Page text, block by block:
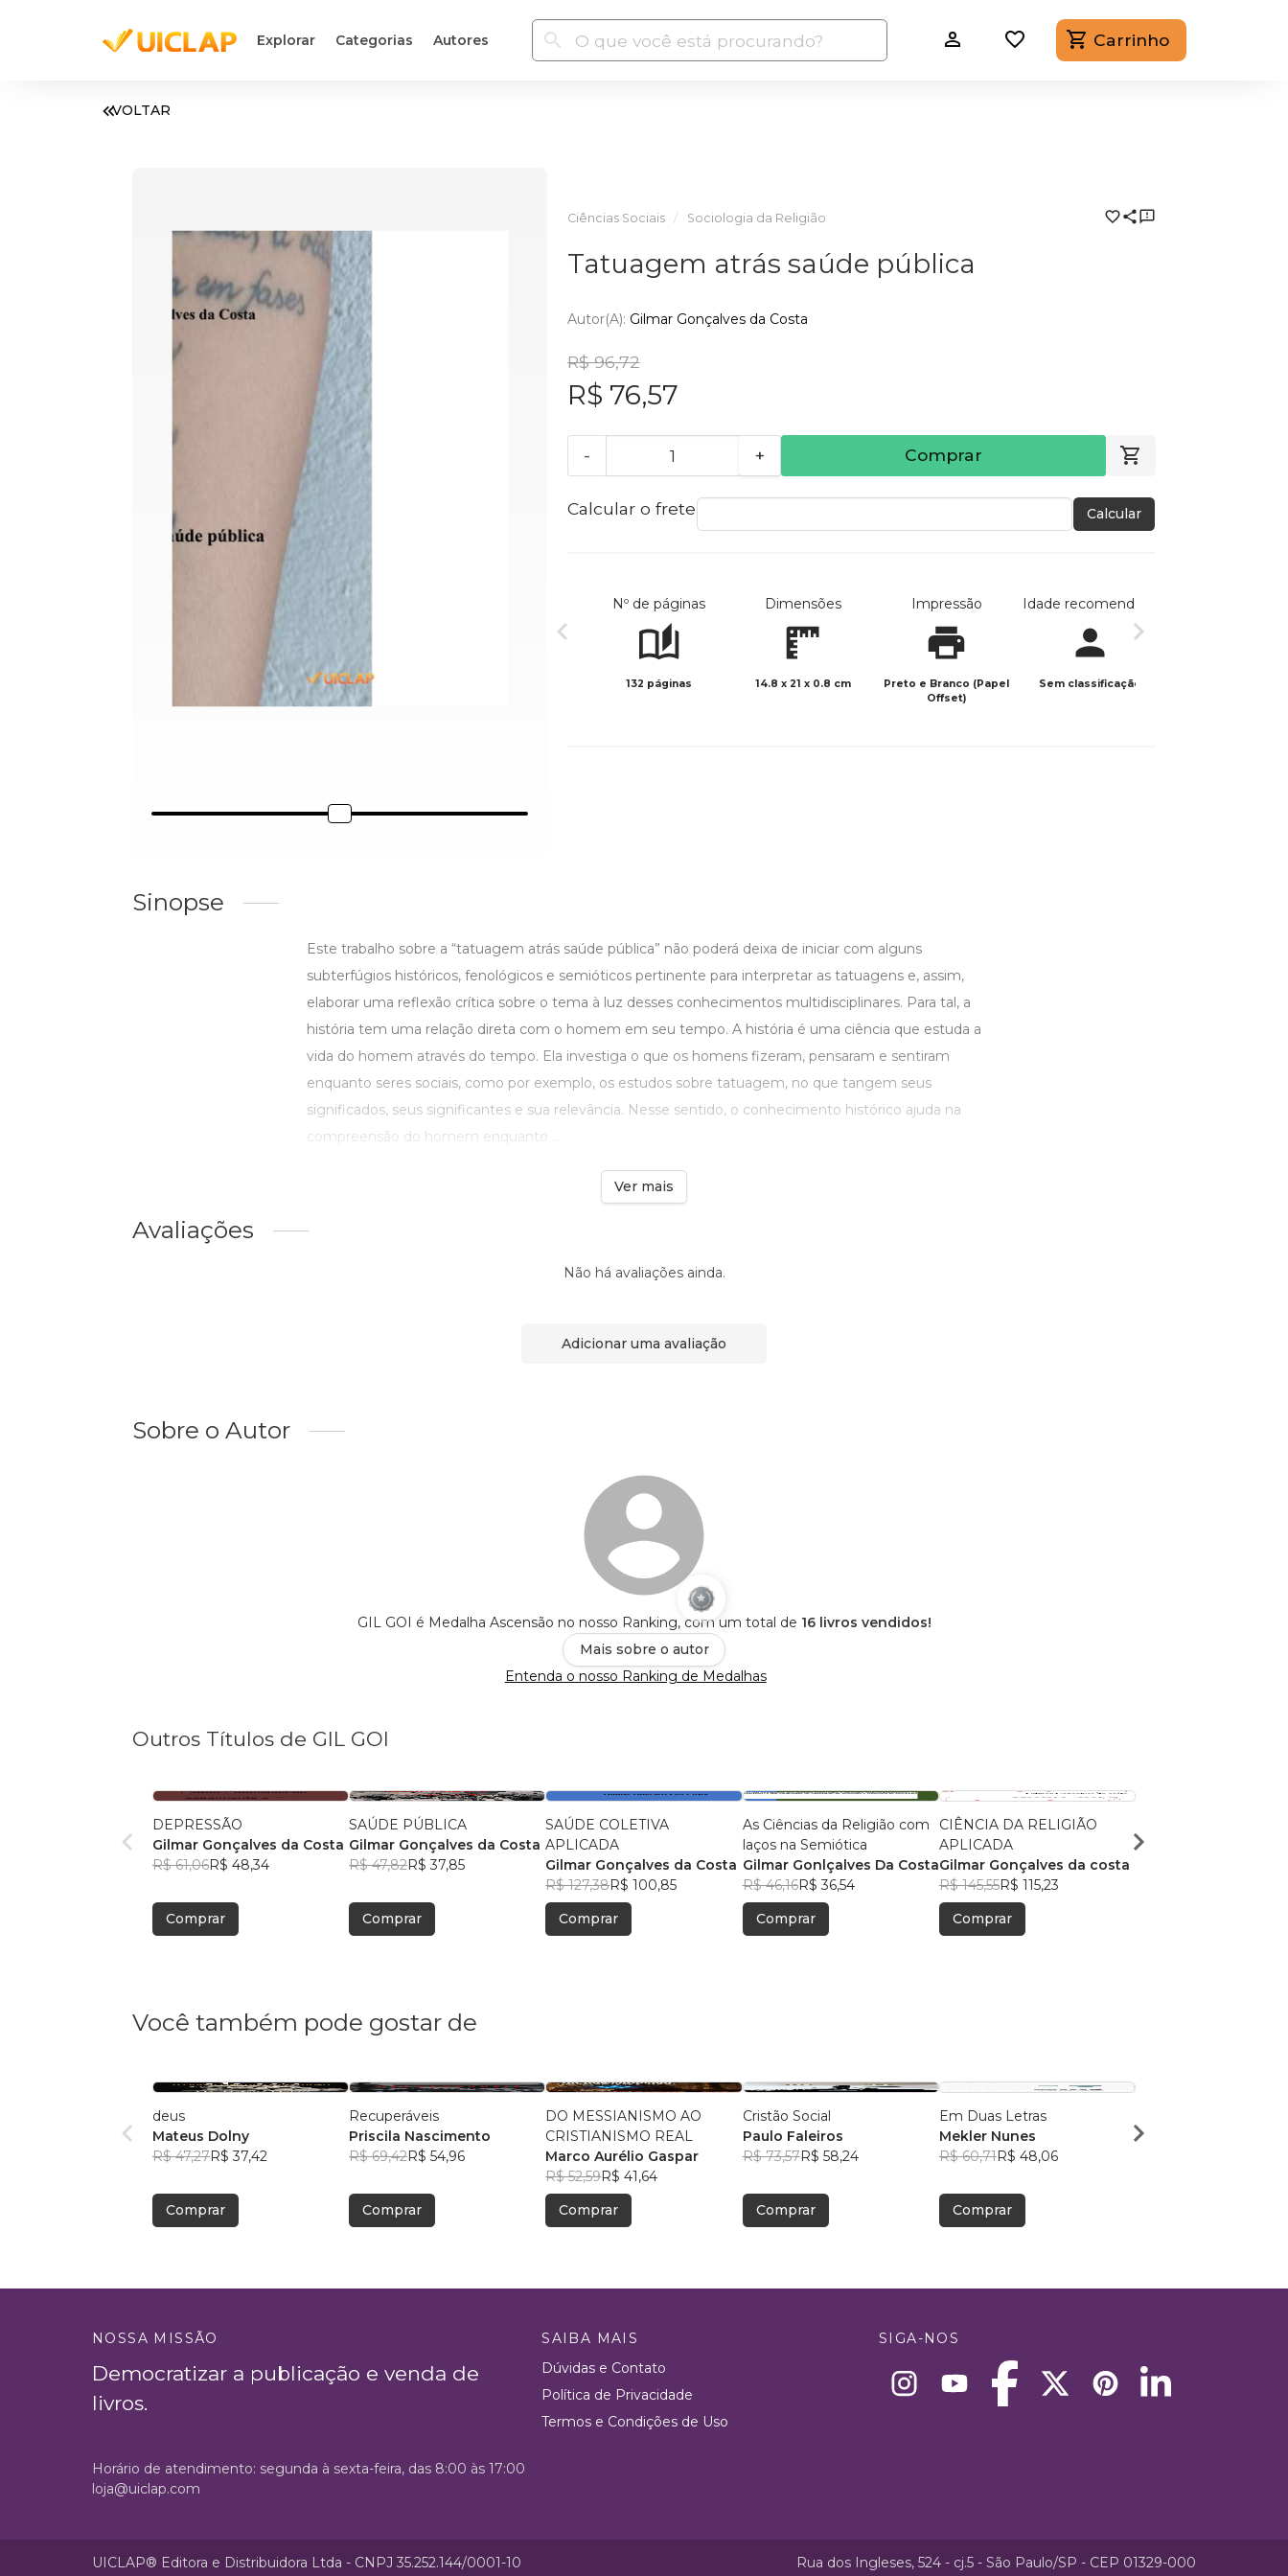
Explorar Categorias Autores Carrinho
VOLTAR
Ciências Sociais Sociologia da Religião
Tatuagem atrás saúde pública
Autor(a): Gilmar Gonçalves da Costa
R$ 96,72
R$ 76,57
- + Comprar
Calcular o frete Calcular
Nº de páginas
132 páginas
Dimensões
14.8 x 21 x 0.8 cm
Impressão
Preto e Branco (Papel
Offset)
Idade recomendada
Sem classificação
Sinopse
Este trabalho sobre a “tatuagem atrás saúde pública” não poderá deixa de iniciar com alguns
subterfúgios históricos, fenológicos e semióticos pertinente para interpretar as tatuagens e, assim,
elaborar uma reflexão crítica sobre o tema à luz desses conhecimentos multidisciplinares. Para tal, a
história tem uma relação direta com o homem em seu tempo. A história é uma ciência que estuda a
vida do homem através do tempo. Ela investiga o que os homens fizeram, pensaram e sentiram
enquanto seres sociais, como por exemplo, os estudos sobre tatuagem, no que tangem seus
significados, seus significantes e sua relevância. Nesse sentido, o conhecimento histórico ajuda na
compreensão do homem enquanto ...
Ver mais
Avaliações
Não há avaliações ainda.
Adicionar uma avaliação
Sobre o Autor
GIL GOI é Medalha Ascensão no nosso Ranking, com um total de 16 livros vendidos!
Mais sobre o autor
Entenda o nosso Ranking de Medalhas
Outros Títulos de GIL GOI
DEPRESSÃO
Gilmar Gonçalves da Costa
R$ 61,06R$ 48,34
Comprar
SAÚDE PÚBLICA
Gilmar Gonçalves da Costa
R$ 47,82R$ 37,85
Comprar
SAÚDE COLETIVA
APLICADA
Gilmar Gonçalves da Costa
R$ 127,38R$ 100,85
Comprar
As Ciências da Religião com
laços na Semiótica
Gilmar Gonlçalves Da Costa
R$ 46,16R$ 36,54
Comprar
CIÊNCIA DA RELIGIÃO
APLICADA
Gilmar Gonçalves da costa
R$ 145,55R$ 115,23
Comprar
CIÊNCIA DA
Você também pode gostar de
deus
Mateus Dolny
R$ 47,27R$ 37,42
Comprar
Recuperáveis
Priscila Nascimento
R$ 69,42R$ 54,96
Comprar
DO MESSIANISMO AO
CRISTIANISMO REAL
Marco Aurélio Gaspar
R$ 52,59R$ 41,64
Comprar
Cristão Social
Paulo Faleiros
R$ 73,57R$ 58,24
Comprar
Em Duas Letras
Mekler Nunes
R$ 60,71R$ 48,06
Comprar
Francisco Francizete
NOSSA MISSÃO
Democratizar a publicação e venda de
livros.
SAIBA MAIS
Dúvidas e Contato
Política de Privacidade
Termos e Condições de Uso
SIGA-NOS
Horário de atendimento: segunda à sexta-feira, das 8:00 às 17:00
loja@uiclap.com
UICLAP® Editora e Distribuidora Ltda - CNPJ 35.252.144/0001-10 Rua dos Ingleses, 524 - cj.5 - São Paulo/SP - CEP 01329-000